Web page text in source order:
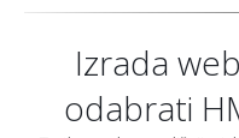
Izrada
odabrati